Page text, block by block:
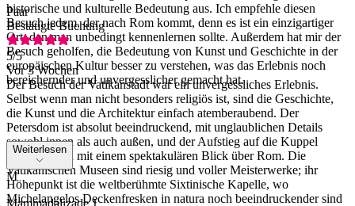
historische und kulturelle Bedeutung aus. Ich empfehle diesen
Besuch jedem, der nach Rom kommt, denn es ist ein einzigartiger
Ort, den man unbedingt kennenlernen sollte. Außerdem hat mir der
Besuch geholfen, die Bedeutung von Kunst und Geschichte in der
europäischen Kultur besser zu verstehen, was das Erlebnis noch
bereichernder und unvergesslicher gemacht hat.
Paar
Bestätigte Buchung
5/5
Vor 3 Wochen
Der Besuch der Vatikanstadt war ein unvergessliches Erlebnis.
Selbst wenn man nicht besonders religiös ist, sind die Geschichte,
die Kunst und die Architektur einfach atemberaubend. Der
Petersdom ist absolut beeindruckend, mit unglaublichen Details
sowohl innen als auch außen, und der Aufstieg auf die Kuppel
belohnt einen mit einem spektakulären Blick über Rom. Die
Vatikanischen Museen sind riesig und voller Meisterwerke; ihr
Höhepunkt ist die weltberühmte Sixtinische Kapelle, wo
Michelangelos Deckenfresken in natura noch beeindruckender sind
Weiterlesen
M
Mammadalizade J